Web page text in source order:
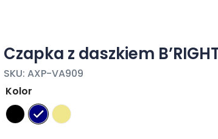
Czapka z daszkiem
SKU:AXP-VA909
Kolor